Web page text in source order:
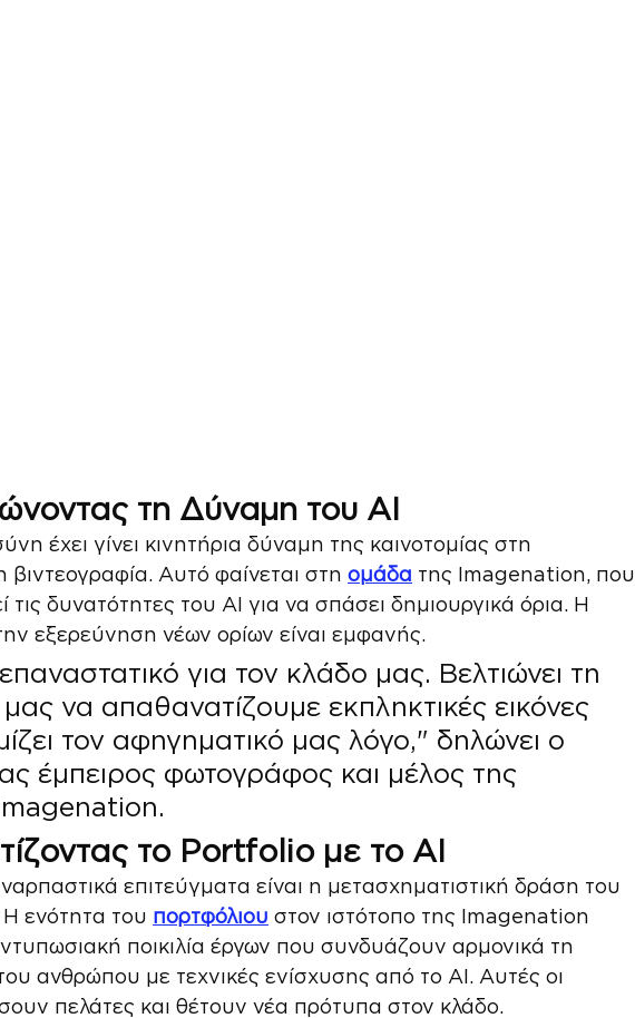
τη Δύναμη του AI
έχει γίνει κινητήρια δύναμη της καινοτομίας στη
βιντεογραφία. Αυτό φαίνεται στη ομάδα της Imagenation, που
τις δυνατότητες του AI για να σπάσει δημιουργικά όρια. Η
εξερεύνηση νέων ορίων είναι εμφανής.
για τον κλάδο μας. Βελτιώνει τη
να απαθανατίζουμε εκπληκτικές εικόνες
τον αφηγηματικό μας λόγο," δηλώνει ο
έμπειρος φωτογράφος και μέλος της
το Portfolio με το AI
επιτεύγματα είναι η μετασχηματιστική δράση του
ενότητα του πορτφόλιου στον ιστότοπο της Imagenation
ποικιλία έργων που συνδυάζουν αρμονικά τη
ανθρώπου με τεχνικές ενίσχυσης από το ΑΙ. Αυτές οι
πελάτες και θέτουν νέα πρότυπα στον κλάδο.